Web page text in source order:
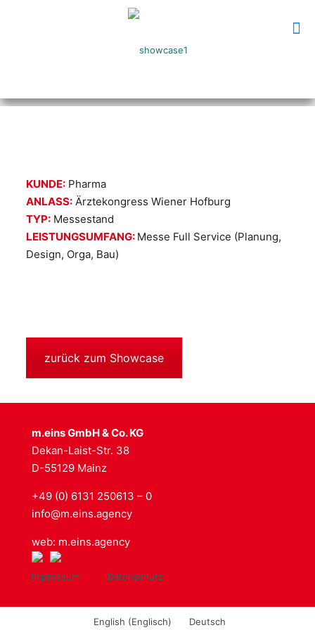
KUNDE:Pharma
ANLASS: Ärztekongress Wiener Hofburg
TYP:Messestand
LEISTUNGSUMFANG: Messe Full Service (Planung,
Design, Orga, Bau)
zurück zum Showcase
m.eins GmbH & Co. KG
Dekan-Laist-Str. 38
D-55129 Mainz
+49 (0) 6131 250613 – 0
info@m.eins.agency
web: m.eins.agency
Impressum Datenschutz
English (Englisch) Deutsch